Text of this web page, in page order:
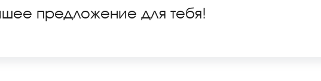
предложение для тебя!